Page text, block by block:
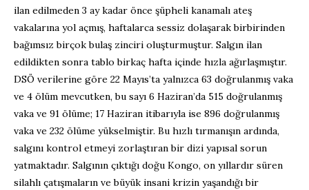
ilan edilmeden 3 ay kadar önce şüpheli kanamalı ateş
vakalarına yol açmış, haftalarca sessiz dolaşarak birbirinden
bağımsız birçok bulaş zinciri oluşturmuştur. Salgın ilan
edildikten sonra tablo birkaç hafta içinde hızla ağırlaşmıştır.
DSÖ verilerine göre 22 Mayıs’ta yalnızca 63 doğrulanmış vaka
ve 4 ölüm mevcutken, bu sayı 6 Haziran’da 515 doğrulanmış
vaka ve 91 ölüme; 17 Haziran itibarıyla ise 896 doğrulanmış
vaka ve 232 ölüme yükselmiştir. Bu hızlı tırmanışın ardında,
salgını kontrol etmeyi zorlaştıran bir dizi yapısal sorun
yatmaktadır. Salgının çıktığı doğu Kongo, on yıllardır süren
silahlı çatışmaların ve büyük insani krizin yaşandığı bir